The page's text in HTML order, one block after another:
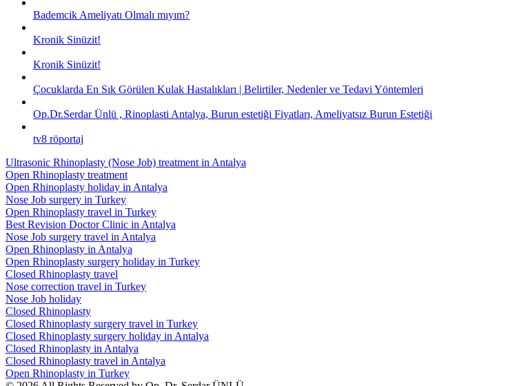
Bademcik Ameliyatı Olmalı mıyım?
Kronik Sinüzit!
Kronik Sinüzit!
Çocuklarda En Sık Görülen Kulak Hastalıkları | Belirtiler, Nedenler ve Tedavi Yöntemleri
Op.Dr.Serdar Ünlü , Rinoplasti Antalya, Burun estetiği Fiyatları, Ameliyatsız Burun Estetiği
tv8 röportaj
Ultrasonic Rhinoplasty (Nose Job) treatment in Antalya
Open Rhinoplasty treatment
Open Rhinoplasty holiday in Antalya
Nose Job surgery in Turkey
Open Rhinoplasty travel in Turkey
Best Revision Doctor Clinic in Antalya
Nose Job surgery travel in Antalya
Open Rhinoplasty in Antalya
Open Rhinoplasty surgery holiday in Turkey
Closed Rhinoplasty travel
Nose correction travel in Turkey
Nose Job holiday
Closed Rhinoplasty
Closed Rhinoplasty surgery travel in Turkey
Closed Rhinoplasty surgery holiday in Antalya
Closed Rhinoplasty in Antalya
Closed Rhinoplasty travel in Antalya
Open Rhinoplasty in Turkey